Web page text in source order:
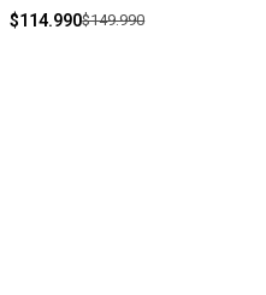
$114.990$149.990